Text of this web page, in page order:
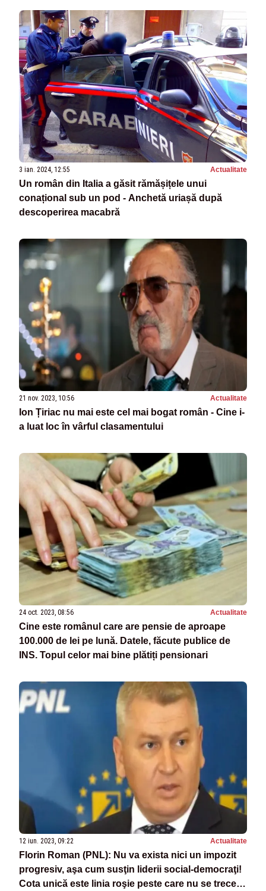
3 ian. 2024, 12:55 Actualitate
Un român din Italia a găsit rămășițele unui
conațional sub un pod - Anchetă uriașă după
descoperirea macabră
21 nov. 2023, 10:56 Actualitate
Ion Țiriac nu mai este cel mai bogat român - Cine i-
a luat loc în vârful clasamentului
24 oct. 2023, 08:56 Actualitate
Cine este românul care are pensie de aproape
100.000 de lei pe lună. Datele, făcute publice de
INS. Topul celor mai bine plătiți pensionari
12 iun. 2023, 09:22 Actualitate
Florin Roman (PNL): Nu va exista nici un impozit
progresiv, aşa cum susţin liderii social-democraţi!
Cota unică este linia roşie peste care nu se trece